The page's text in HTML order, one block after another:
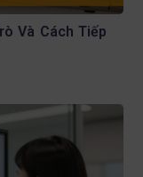
Và Cách Tiếp